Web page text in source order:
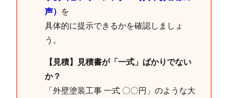
声） を
具体的に提示できるかを確認しましょ
う。
【見積】見積書が「一式」ばかりでない
か？
「外壁塗装工事 一式 〇〇円」のような大